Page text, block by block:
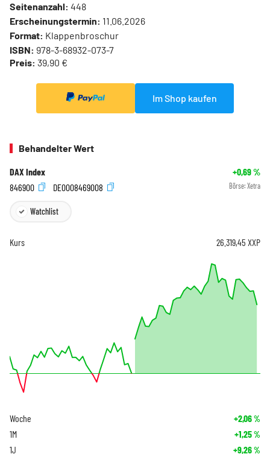
Seitenanzahl: 448
Erscheinungstermin: 11.06.2026
Format: Klappenbroschur
ISBN: 978-3-68932-073-7
Preis: 39,90 €
Im Shop kaufen
Behandelter Wert
DAX Index +0,69%
846900
DE0008469008 Börse: Xetra
Watchlist
Kurs 26.319,45 XXP
Woche +2,06%
1M +1,25%
1J +9,26%